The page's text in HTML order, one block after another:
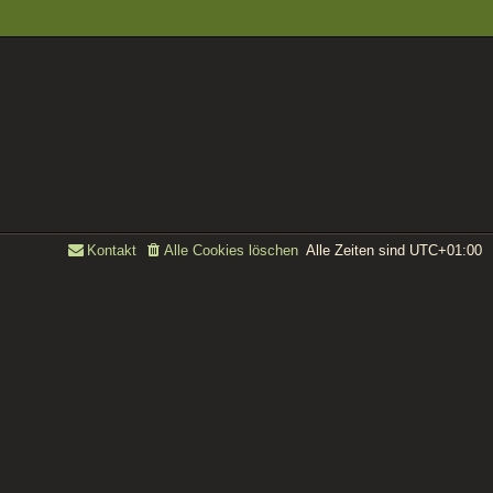
Alle Zeiten sind UTC+01:00
Alle Cookies löschen
Kontakt